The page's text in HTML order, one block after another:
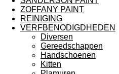
ZOFFANY PAINT
REINIGING
VERFBENODIGDHEDEN
Diversen
Gereedschappen
Handschoenen
Kitten